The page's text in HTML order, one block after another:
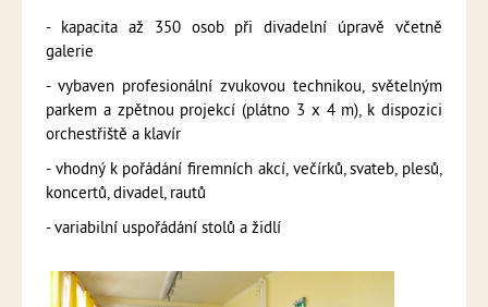
- kapacita až 350 osob při divadelní úpravě včetně
galerie
- vybaven profesionální zvukovou technikou, světelným
parkem a zpětnou projekcí (plátno 3 x 4 m), k dispozici
orchestřiště a klavír
- vhodný k pořádání firemních akcí, večírků, svateb, plesů,
koncertů, divadel, rautů
- variabilní uspořádání stolů a židlí